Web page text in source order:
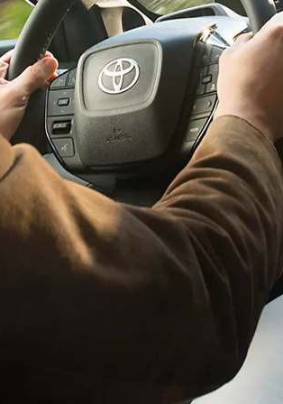
Vanaf € 32.995,-
€ 203,58 p/m*
Corolla Cross